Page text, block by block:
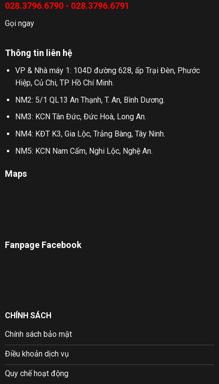
028.3796.6790 - 028.3796.6791
Gọi ngay
Thông tin liên hệ
VP & Nhà máy 1: 104D đường 628, ấp Trại Đèn, Phước
Hiệp, Củ Chi, TP Hồ Chí Minh.
NM2: 5/1 QL13 An Thạnh, T. An, Bình Dương.
NM3: KCN Tân Đức, Đức Hoà, Long An.
NM4: KĐT K3, Gia Lộc, Trảng Bàng, Tây Ninh.
NM5: KCN Nam Cấm, Nghi Lộc, Nghệ An.
Maps
Fanpage Facebook
CHÍNH SÁCH
Chính sách bảo mật
Điều khoản dịch vụ
Quy chế hoạt động